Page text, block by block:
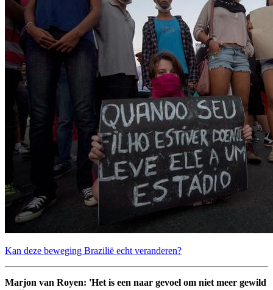
Kan deze beweging Brazilië echt veranderen?
Marjon van Royen: 'Het is een naar gevoel om niet meer gewild